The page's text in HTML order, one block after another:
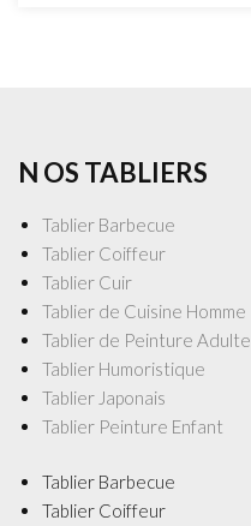
N OS TABLIERS
Tablier Barbecue
Tablier Coiffeur
Tablier Cuir
Tablier de Cuisine Homme
Tablier de Peinture Adulte
Tablier Humoristique
Tablier Japonais
Tablier Peinture Enfant
Tablier Barbecue
Tablier Coiffeur